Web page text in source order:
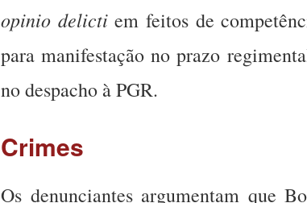
opinio delictiem feitos de
para manifestação no prazo
no despacho à PGR.
Crimes
Os denunciantes argumentam que